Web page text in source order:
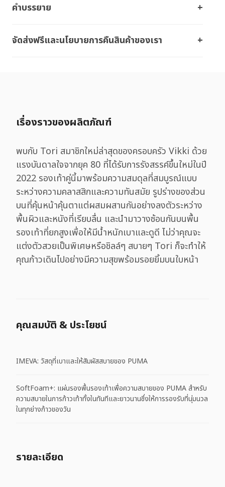
คำบรรยาย
จัดส่งฟรีและนโยบายการคืนสินค้าของเรา
เรื่องราวของผลิตภัณฑ์
พบกับ Tori สมาชิกใหม่ล่าสุดของครอบครัว Vikki ด้วย
แรงบันดาลใจจากยุค 80 ที่ได้รับการรังสรรค์ขึ้นใหม่ในปี
2022 รองเท้าคู่นี้มาพร้อมความสมดุลที่สมบูรณ์แบบ
ระหว่างความคลาสสิกและความทันสมัย รูปร่างของส่วน
บนที่คุ้นหน้าคุ้นตาแต่ผสมผสานกันอย่างลงตัวระหว่าง
พื้นผิวและหนังที่เรียบลื่น และนำมาวางซ้อนกันบนพื้น
รองเท้าที่ยกสูงเพื่อให้มีน้ำหนักเบาและดูดี ไม่ว่าคุณจะ
แต่งตัวสวยเป็นพิเศษหรือชิลล์ๆ สบายๆ Tori ก็จะทำให้
คุณก้าวเดินไปอย่างมีความสุขพร้อมรอยยิ้มบนใบหน้า
คุณสมบัติ & ประโยชน์
IMEVA: วัสดุที่เบาและให้สัมผัสสบายของ PUMA
SoftFoam+: แผ่นรองพื้นรองเท้าเพื่อความสบายของ PUMA สำหรับ
ความสบายในการก้าวเท้าทั้งในทันทีและยาวนานซึ่งให้การรองรับที่นุ่มนวล
ในทุกย่างก้าวของวัน
รายละเอียด